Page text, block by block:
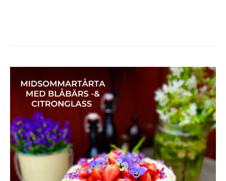
MIDSOMMARTÅRTA
JORDGUBBAR